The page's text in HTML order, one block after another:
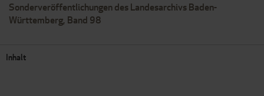
Sonderveröffentlichungen des Landesarchivs Baden-
Württemberg, Band 98
Inhalt